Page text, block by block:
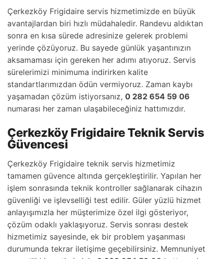
Çerkezköy Frigidaire servis hizmetimizde en büyük
avantajlardan biri hızlı müdahaledir. Randevu aldıktan
sonra en kısa sürede adresinize gelerek problemi
yerinde çözüyoruz. Bu sayede günlük yaşantınızın
aksamaması için gereken her adımı atıyoruz. Servis
sürelerimizi minimuma indirirken kalite
standartlarımızdan ödün vermiyoruz. Zaman kaybı
yaşamadan çözüm istiyorsanız, 0 282 654 59 06
numarası her zaman ulaşabileceğiniz hattımızdır.
Çerkezköy Frigidaire Teknik Servis
Güvencesi
Çerkezköy Frigidaire teknik servis hizmetimiz
tamamen güvence altında gerçekleştirilir. Yapılan her
işlem sonrasında teknik kontroller sağlanarak cihazın
güvenliği ve işlevselliği test edilir. Güler yüzlü hizmet
anlayışımızla her müşterimize özel ilgi gösteriyor,
çözüm odaklı yaklaşıyoruz. Servis sonrası destek
hizmetimiz sayesinde, ek bir problem yaşanması
durumunda tekrar iletişime geçebilirsiniz. Memnuniyet